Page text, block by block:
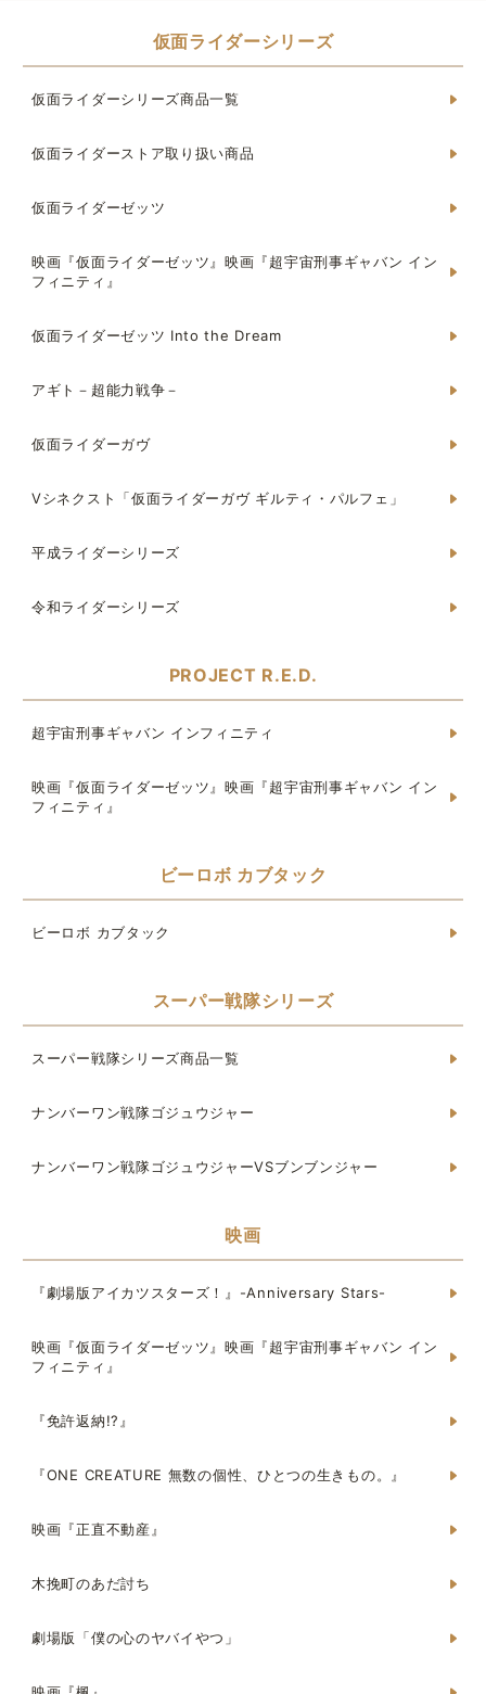
仮面ライダーシリーズ
仮面ライダーシリーズ商品一覧
仮面ライダーストア取り扱い商品
仮面ライダーゼッツ
映画『仮面ライダーゼッツ』映画『超宇宙刑事ギャバン イン
フィニティ』
仮面ライダーゼッツ Into the Dream
アギト－超能力戦争－
仮面ライダーガヴ
Vシネクスト「仮面ライダーガヴ ギルティ・パルフェ」
平成ライダーシリーズ
令和ライダーシリーズ
PROJECT R.E.D.
超宇宙刑事ギャバン インフィニティ
映画『仮面ライダーゼッツ』映画『超宇宙刑事ギャバン イン
フィニティ』
ビーロボ カブタック
ビーロボ カブタック
スーパー戦隊シリーズ
スーパー戦隊シリーズ商品一覧
ナンバーワン戦隊ゴジュウジャー
ナンバーワン戦隊ゴジュウジャーVSブンブンジャー
映画
『劇場版アイカツスターズ！』-Anniversary Stars-
映画『仮面ライダーゼッツ』映画『超宇宙刑事ギャバン イン
フィニティ』
『免許返納!?』
『ONE CREATURE 無数の個性、ひとつの生きもの。』
映画『正直不動産』
木挽町のあだ討ち
劇場版「僕の心のヤバイやつ」